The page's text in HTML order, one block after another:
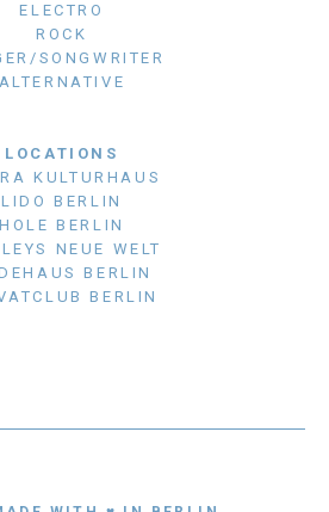
ELECTRO
ROCK
SONGWRITER
ALTERNATIVE
LOCATIONS
KULTURHAUS
LIDO BERLIN
HOLE BERLIN
NEUE WELT
BERLIN
BERLIN